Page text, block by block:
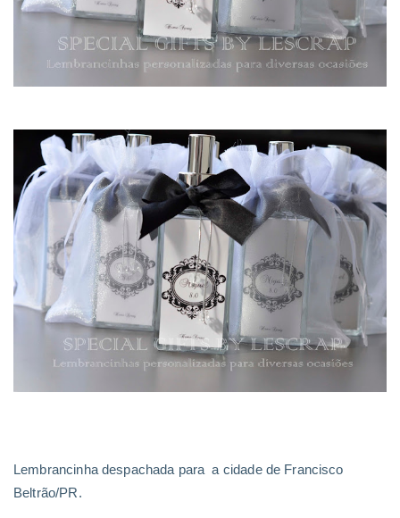
Lembrancinha despachada para a cidade de Francisco
Beltrão/PR.